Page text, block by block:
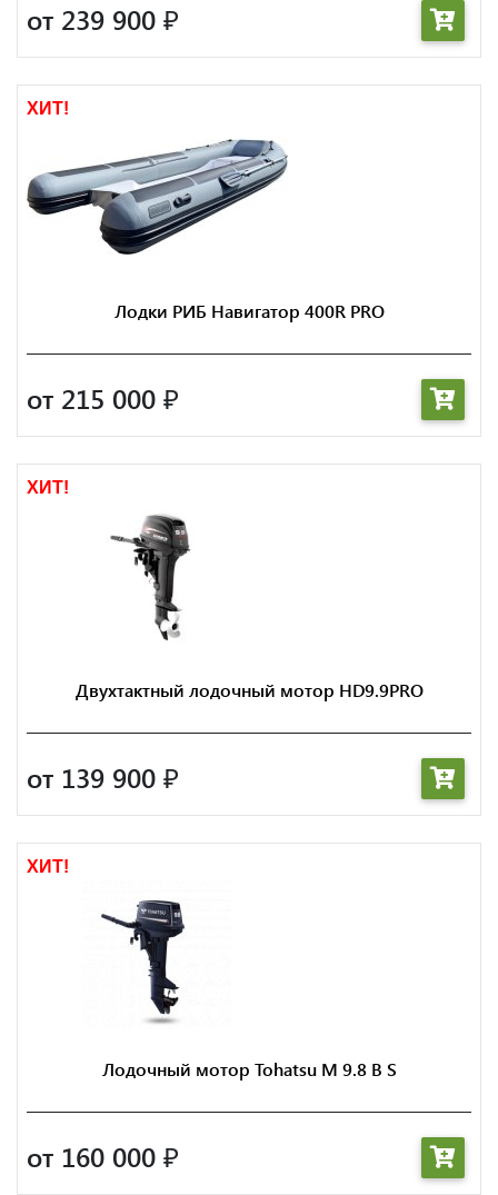
от 239 900 ₽
ХИТ!
Лодки РИБ Навигатор 400R PRO
от 215 000 ₽
ХИТ!
Двухтактный лодочный мотор HD9.9PRO
от 139 900 ₽
ХИТ!
Лодочный мотор Tohatsu M 9.8 B S
от 160 000 ₽